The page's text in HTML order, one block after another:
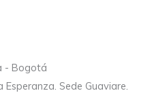
- Bogotá
Sede Guaviare.